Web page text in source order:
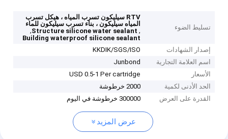
تسليط الضوء
RTV سيليكون تسرب المياه ، هيكل تسرب
المياه سيليكون ، بناء تسرب سيليكون للماء
,
Structure silicone water sealant
,
Building waterproof silicone sealant
إصدار الشهادات
KKDIK/SGS/ISO
اسم العلامة التجارية
Junbond
الأسعار
USD 0.5-1 Per cartridge
الحد الأدنى لكمية
2000 خرطوشة
القدرة على العرض
300000 خرطوشة في اليوم
عرض المزيد